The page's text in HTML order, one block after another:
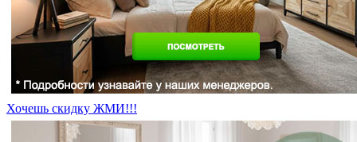
Хочешь скидку ЖМИ!!!